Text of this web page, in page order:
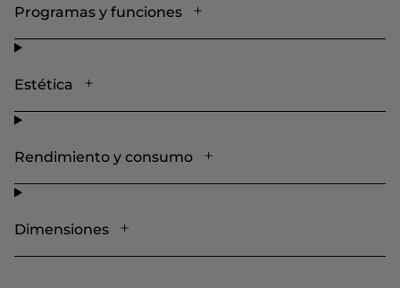
Programas y funciones
Estética
Rendimiento y consumo
Dimensiones